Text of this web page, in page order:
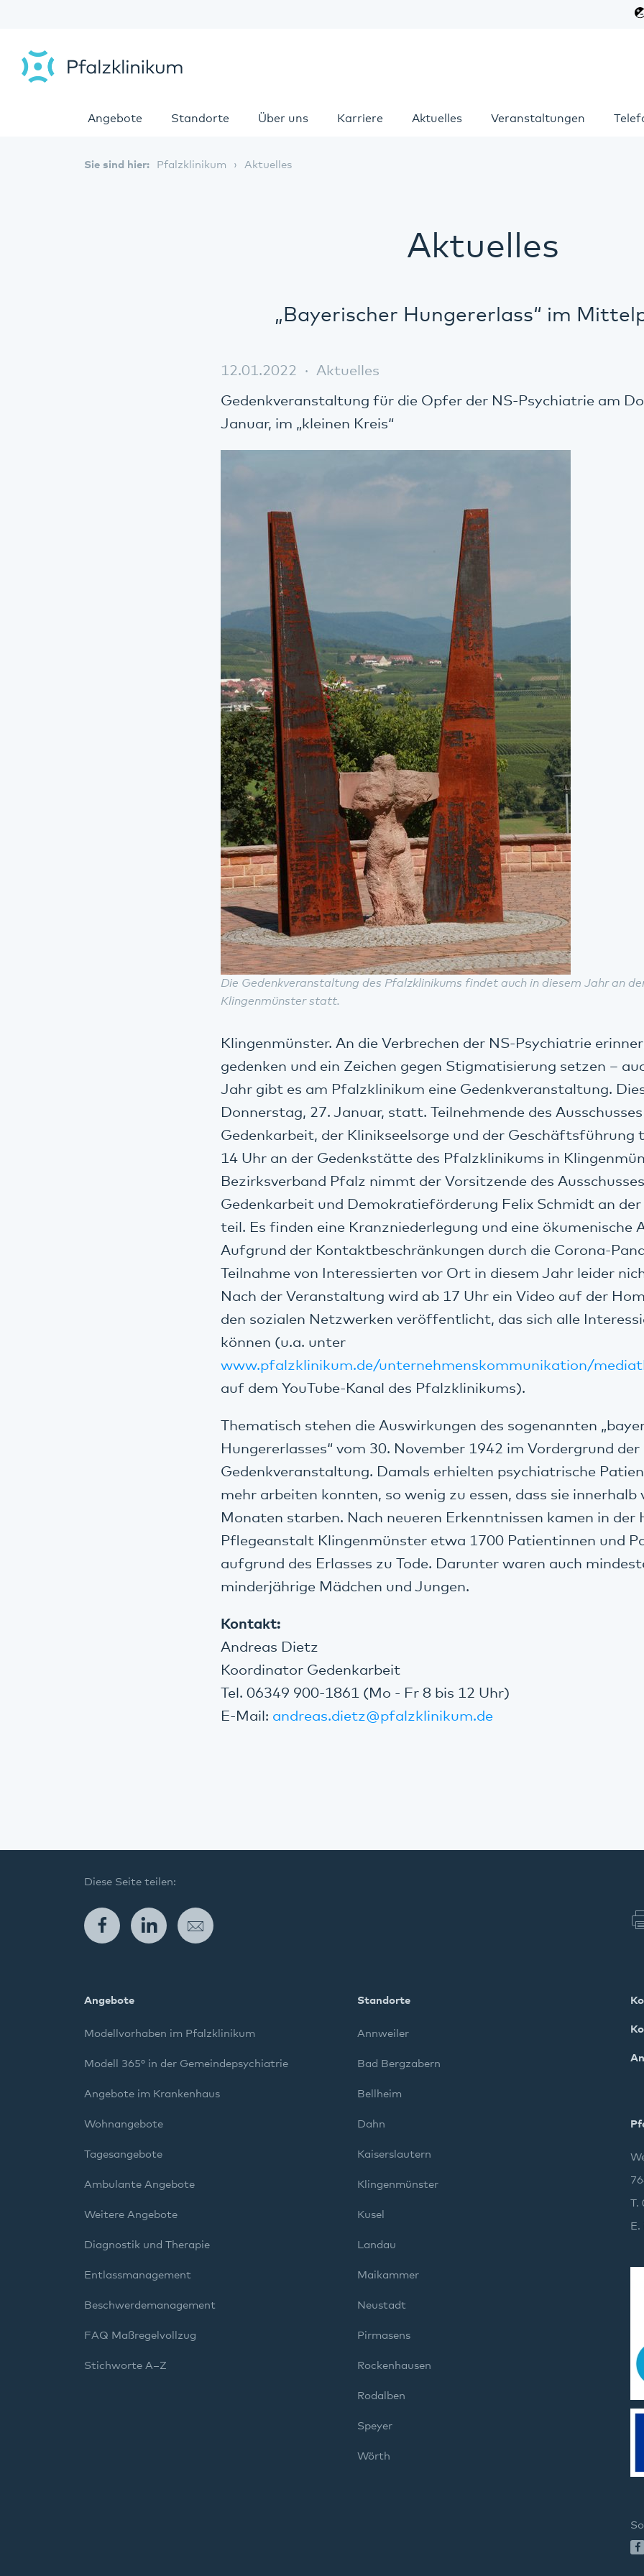
Angebote Standorte Über uns Karriere Aktuelles Veranstaltungen
Sie sind hier: Pfalzklinikum Aktuelles
Aktuelles
„Bayerischer Hungererlass“ im
12.01.2022 Aktuelles
Gedenkveranstaltung für die Opfer der NS-Psychiatrie am
Januar, im „kleinen Kreis“
Die Gedenkveranstaltung des Pfalzklinikums findet auch in diesem Jahr an
Klingenmünster statt.
Klingenmünster. An die Verbrechen der NS-Psychiatrie
gedenken und ein Zeichen gegen Stigmatisierung setzen –
Jahr gibt es am Pfalzklinikum eine Gedenkveranstaltung.
Donnerstag, 27. Januar, statt. Teilnehmende des
Gedenkarbeit, der Klinikseelsorge und der Geschäftsführung
14 Uhr an der Gedenkstätte des Pfalzklinikums in
Bezirksverband Pfalz nimmt der Vorsitzende des
Gedenkarbeit und Demokratieförderung Felix Schmidt an
teil. Es finden eine Kranzniederlegung und eine ökumenische
Aufgrund der Kontaktbeschränkungen durch die Corona-
Teilnahme von Interessierten vor Ort in diesem Jahr leider
Nach der Veranstaltung wird ab 17 Uhr ein Video auf der
den sozialen Netzwerken veröffentlicht, das sich alle
können (u.a. unter
www.pfalzklinikum.de/unternehmenskommunikation/
auf dem YouTube-Kanal des Pfalzklinikums).
Thematisch stehen die Auswirkungen des sogenannten
Hungererlasses“ vom 30. November 1942 im Vordergrund der
Gedenkveranstaltung. Damals erhielten psychiatrische
mehr arbeiten konnten, so wenig zu essen, dass sie innerhalb
Monaten starben. Nach neueren Erkenntnissen kamen in der
Pflegeanstalt Klingenmünster etwa 1700 Patientinnen und
aufgrund des Erlasses zu Tode. Darunter waren auch
minderjährige Mädchen und Jungen.
Kontakt:
Andreas Dietz
Koordinator Gedenkarbeit
Tel. 06349 900-1861 (Mo - Fr 8 bis 12 Uhr)
E-Mail: andreas.dietz@pfalzklinikum.de
Diese Seite teilen:
FacebookLinkedIn
Angebote
Modellvorhaben im Pfalzklinikum
Modell 365° in der Gemeindepsychiatrie
Angebote im Krankenhaus
Wohnangebote
Tagesangebote
Ambulante Angebote
Weitere Angebote
Diagnostik und Therapie
Entlassmanagement
Beschwerdemanagement
FAQ Maßregelvollzug
Stichworte A–Z
Standorte
Annweiler
Bad Bergzabern
Bellheim
Dahn
Kaiserslautern
Klingenmünster
Kusel
Landau
Maikammer
Neustadt
Pirmasens
Rockenhausen
Rodalben
Speyer
Wörth
T.
E.